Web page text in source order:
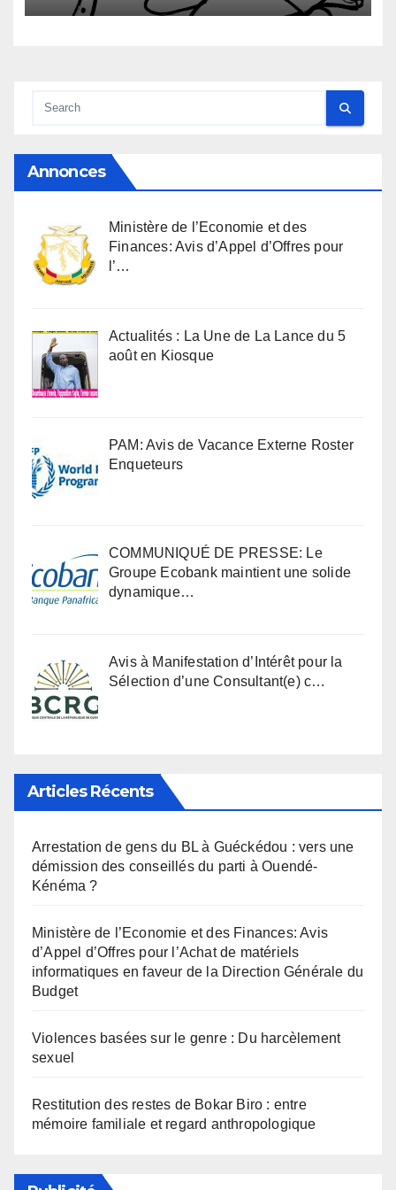
Annonces
Ministère de l’Economie et des
Finances: Avis d’Appel d’Offres pour
l’…
Actualités : La Une de La Lance du 5
août en Kiosque
PAM: Avis de Vacance Externe Roster
Enqueteurs
COMMUNIQUÉ DE PRESSE: Le
Groupe Ecobank maintient une solide
dynamique…
Avis à Manifestation d’Intérêt pour la
Sélection d’une Consultant(e) c…
Articles Récents
Arrestation de gens du BL à Guéckédou : vers une
démission des conseillés du parti à Ouendé-
Kénéma ?
Ministère de l’Economie et des Finances: Avis
d’Appel d’Offres pour l’Achat de matériels
informatiques en faveur de la Direction Générale du
Budget
Violences basées sur le genre : Du harcèlement
sexuel
Restitution des restes de Bokar Biro : entre
mémoire familiale et regard anthropologique